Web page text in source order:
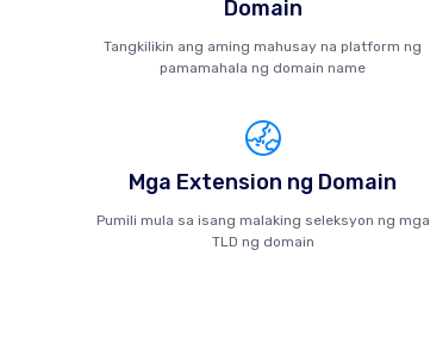
Domain
Tangkilikin ang aming mahusay na platform ng
pamamahala ng domain name
Mga Extension ng Domain
Pumili mula sa isang malaking seleksyon ng mga
TLD ng domain